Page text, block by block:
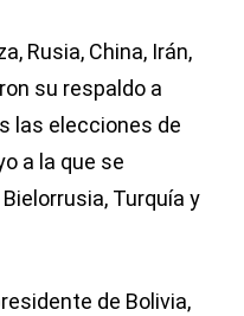
Rusia, China, Irán,
su respaldo a
las elecciones de
a la que se
Turquía y
de Bolivia,